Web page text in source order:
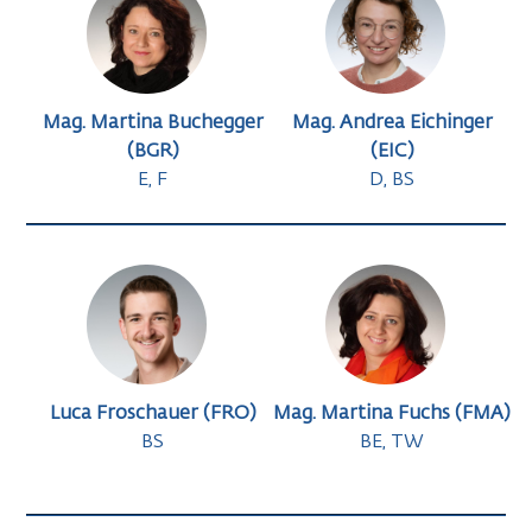
Mag. Martina Buchegger
(BGR)
E, F
Mag. Andrea Eichinger
(EIC)
D, BS
Luca Froschauer (FRO)
BS
Mag. Martina Fuchs (FMA)
BE, TW